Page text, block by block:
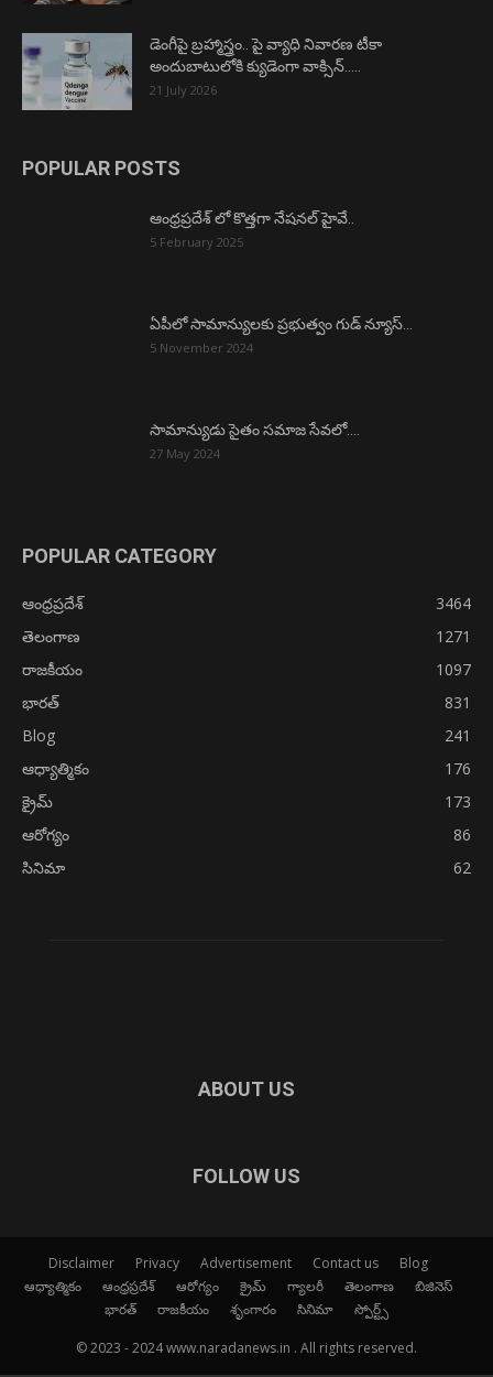
డెంగీపై బ్రహ్మాస్త్రం.. పై వ్యాధి నివారణ టీకా
అందుబాటులోకి క్యుడెంగా వాక్సిన్…..
21 July 2026
POPULAR POSTS
ఆంధ్రప్రదేశ్ లో కొత్తగా నేషనల్ హైవే..
5 February 2025
ఏపీలో సామాన్యులకు ప్రభుత్వం గుడ్ న్యూస్…
5 November 2024
సామాన్యుడు సైతం సమాజ సేవలో….
27 May 2024
POPULAR CATEGORY
ఆంధ్రప్రదేశ్
3464
తెలంగాణ
1271
రాజకీయం
1097
భారత్
831
Blog
241
ఆధ్యాత్మికం
176
క్రైమ్
173
ఆరోగ్యం
86
సినిమా
62
ABOUT US
FOLLOW US
Disclaimer Privacy Advertisement Contact us
Blog
ఆధ్యాత్మికం
ఆంధ్రప్రదేశ్ ఆరోగ్యం క్రైమ్ గ్యాలరీ తెలంగాణ
బిజినెస్
భారత్
రాజకీయం శృంగారం సినిమా స్పోర్ట్స్
© 2023 - 2024 www.naradanews.in . All rights reserved.